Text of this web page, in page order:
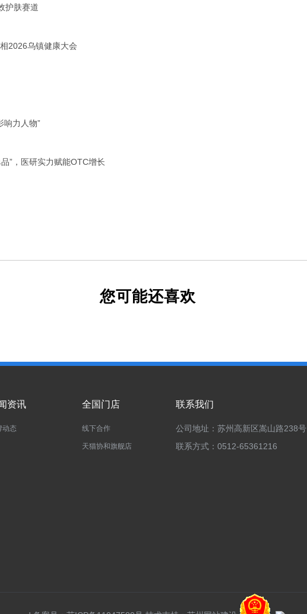
护肤赛道
2026乌镇健康大会
响力人物”
”，医研实力赋能OTC增长
您可能还喜欢
资讯
动态
全国门店
线下合作
天猫协和旗舰店
联系我们
公司地址：苏州高新区嵩山路238号
联系方式：0512-65361216